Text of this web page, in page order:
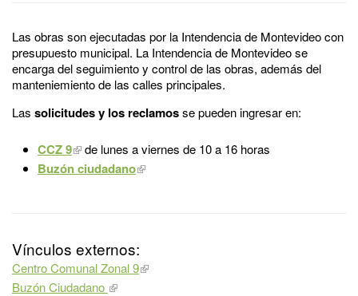
Las obras son ejecutadas por la Intendencia de Montevideo con
presupuesto municipal. La Intendencia de Montevideo se
encarga del seguimiento y control de las obras, además del
manteniemiento de las calles principales.
Las solicitudes y los reclamosse pueden ingresar en:
CCZ 9 de lunes a viernes de 10 a 16 horas
Buzón ciudadano
Vínculos externos:
Centro Comunal Zonal 9
Buzón Ciudadano